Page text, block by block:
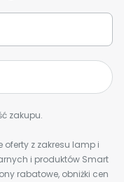
zakupu.
oferty z zakresu lamp i
i produktów Smart
rabatowe, obniżki cen